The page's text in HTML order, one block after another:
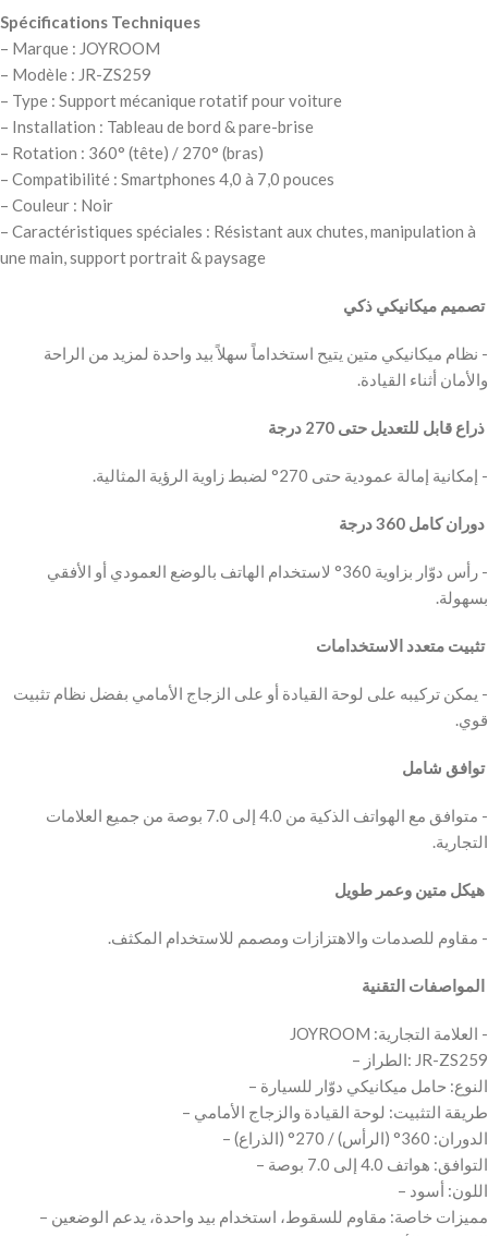
Spécifications Techniques
– Marque : JOYROOM
– Modèle : JR-ZS259
– Type : Support mécanique rotatif pour voiture
– Installation : Tableau de bord & pare-brise
– Rotation : 360° (tête) / 270° (bras)
– Compatibilité : Smartphones 4,0 à 7,0 pouces
– Couleur : Noir
– Caractéristiques spéciales : Résistant aux chutes, manipulation à
une main, support portrait & paysage
‫ تصميم ميكانيكي ذكي
‫- نظام ميكانيكي متين يتيح استخداماً سهلاً بيد واحدة لمزيد من الراحة
‫ ذراع قابل للتعديل حتى 270 درجة
‫ دوران كامل 360 درجة
‫- رأس دوّار بزاوية 360° لاستخدام الهاتف بالوضع العمودي أو الأفقي
‫ تثبيت متعدد الاستخدامات
‫- يمكن تركيبه على لوحة القيادة أو على الزجاج الأمامي بفضل نظام تثبيت
‫ توافق شامل
‫- متوافق مع الهواتف الذكية من 4.0 إلى 7.0 بوصة من جميع العلامات
‫ هيكل متين وعمر طويل
‫ المواصفات التقنية
‫- العلامة التجارية: JOYROOM
– الطراز: JR-ZS259
– النوع: حامل ميكانيكي دوّار للسيارة
– طريقة التثبيت: لوحة القيادة والزجاج الأمامي
– الدوران: 360° (الرأس) / 270° (الذراع)
– التوافق: هواتف 4.0 إلى 7.0 بوصة
– اللون: أسود
– مميزات خاصة: مقاوم للسقوط، استخدام بيد واحدة، يدعم الوضعين